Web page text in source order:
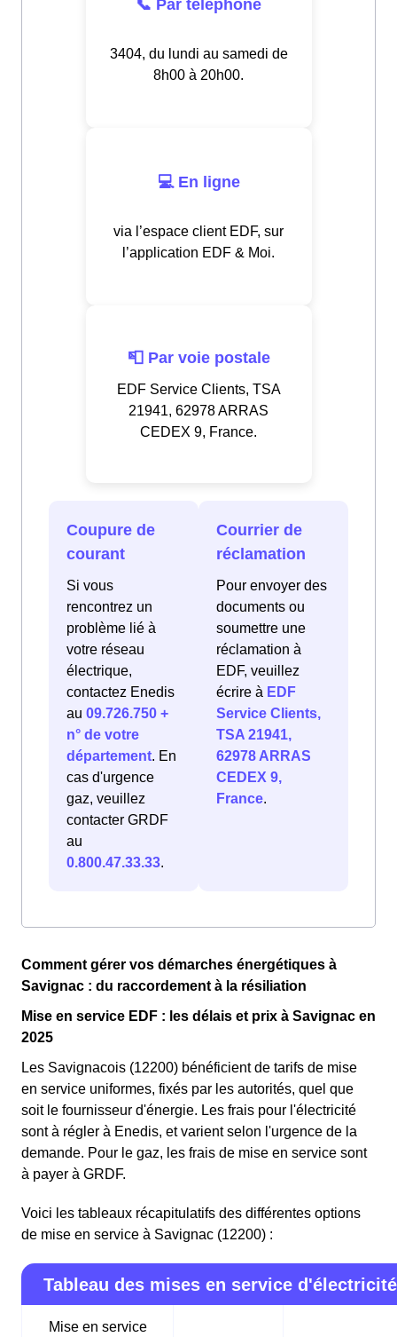
📞 Par téléphone
3404, du lundi au samedi de
8h00 à 20h00.
💻 En ligne
via l’espace client EDF, sur
l’application EDF & Moi.
📮 Par voie postale
EDF Service Clients, TSA
21941, 62978 ARRAS
CEDEX 9, France.
Coupure de
courant
Si vous
rencontrez un
problème lié à
votre réseau
électrique,
contactez Enedis
au 09.726.750 +
n° de votre
département. En
cas d'urgence
gaz, veuillez
contacter GRDF
au
0.800.47.33.33.
Courrier de
réclamation
Pour envoyer des
documents ou
soumettre une
réclamation à
EDF, veuillez
écrire à EDF
Service Clients,
TSA 21941,
62978 ARRAS
CEDEX 9,
France.
Comment gérer vos démarches énergétiques à
Savignac : du raccordement à la résiliation
Mise en service EDF : les délais et prix à Savignac en
2025
Les Savignacois (12200) bénéficient de tarifs de mise
en service uniformes, fixés par les autorités, quel que
soit le fournisseur d'énergie. Les frais pour l'électricité
sont à régler à Enedis, et varient selon l'urgence de la
demande. Pour le gaz, les frais de mise en service sont
à payer à GRDF.
Voici les tableaux récapitulatifs des différentes options
de mise en service à Savignac (12200) :
Tableau des mises en service d'électricité
Mise en service